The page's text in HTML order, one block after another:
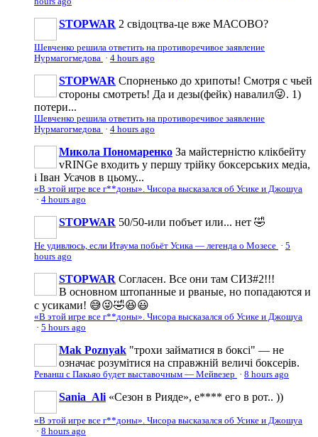
STOPWAR 2 свiдоцтва-це вже МАСОВО?
Шевченко решила ответить на противоречивое заявление
Нурмагогмедова · 4 hours ago
STOPWAR Спорненько до хрипоты! Смотря с чьей
стороны смотреть! Да и дезы(фейк) навалил😜. 1)
потери...
Шевченко решила ответить на противоречивое заявление
Нурмагогмедова · 4 hours ago
Микола Пономаренко За майстерністю клікбейту
vRINGe входить у першу трійку боксерських медіа,
і Іван Усачов в цьому...
«В этой игре все г**доны». Чисора высказался об Усике и Джошуа
· 4 hours ago
STOPWAR 50/50-или побъет или... нет 🤣
Не удивлюсь, если Итаума побьёт Усика — легенда о Мозесе · 5
hours ago
STOPWAR Согласен. Все они там СИЗ#2!!!
В основном штопанные и рваные, но попадаются и
с усиками! 😅😜🤣😆😃
«В этой игре все г**доны». Чисора высказался об Усике и Джошуа
· 5 hours ago
Mak Poznyak "трохи займатися в боксі" — не
означає розумітися на справжній величі боксерів.
Реванш с Пакьяо будет выставочным — Мейвезер · 8 hours ago
Sania_Ali «Сезон в Рияде», е**** его в рот.. ))
«В этой игре все г**доны». Чисора высказался об Усике и Джошуа
· 8 hours ago